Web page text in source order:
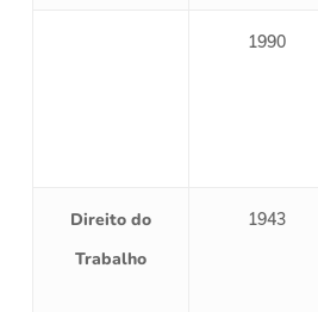
1990
Direito do
Trabalho
1943